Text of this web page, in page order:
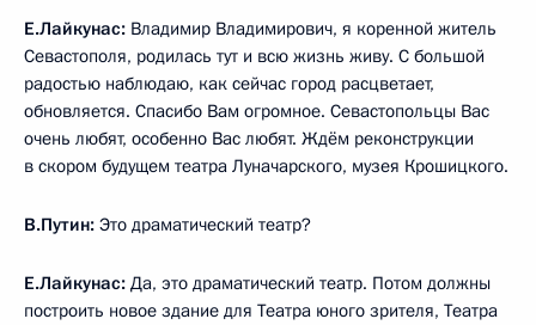
Е.Лайкунас: Владимир Владимирович, я коренной житель
Севастополя, родилась тут и всю жизнь живу. С большой
радостью наблюдаю, как сейчас город расцветает,
обновляется. Спасибо Вам огромное. Севастопольцы Вас
очень любят, особенно Вас любят. Ждём реконструкции
в скором будущем театра Луначарского, музея Крошицкого.
В.Путин: Это драматический театр?
Е.Лайкунас: Да, это драматический театр. Потом должны
построить новое здание для Театра юного зрителя, Театра